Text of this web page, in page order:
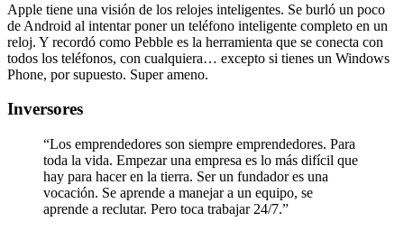
Apple tiene una visión de los relojes inteligentes. Se burló un poco
de Android al intentar poner un teléfono inteligente completo en un
reloj. Y recordó como Pebble es la herramienta que se conecta con
todos los teléfonos, con cualquiera… excepto si tienes un Windows
Phone, por supuesto. Super ameno.
Inversores
“Los emprendedores son siempre emprendedores. Para
toda la vida. Empezar una empresa es lo más difícil que
hay para hacer en la tierra. Ser un fundador es una
vocación. Se aprende a manejar a un equipo, se
aprende a reclutar. Pero toca trabajar 24/7.”